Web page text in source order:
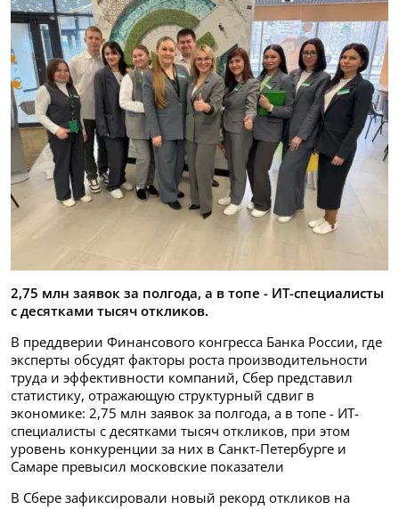
2,75 млн заявок за полгода, а в топе - ИТ-специалисты
с десятками тысяч откликов.
В преддверии Финансового конгресса Банка России, где
эксперты обсудят факторы роста производительности
труда и эффективности компаний, Сбер представил
статистику, отражающую структурный сдвиг в
экономике: 2,75 млн заявок за полгода, а в топе - ИТ-
специалисты с десятками тысяч откликов, при этом
уровень конкуренции за них в Санкт-Петербурге и
Самаре превысил московские показатели
В Сбере зафиксировали новый рекорд откликов на